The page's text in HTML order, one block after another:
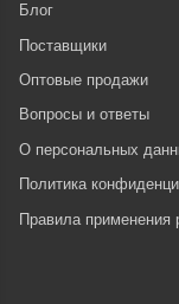
Блог
Поставщики
Оптовые продажи
Вопросы и ответы
О персональных
Политика
Правила применения